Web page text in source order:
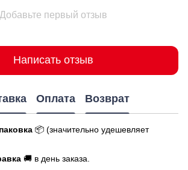
Добавьте первый отзыв
Написать отзыв
Оплата Возврат
📦 (значительно удешевляет
🚚 в день заказа.